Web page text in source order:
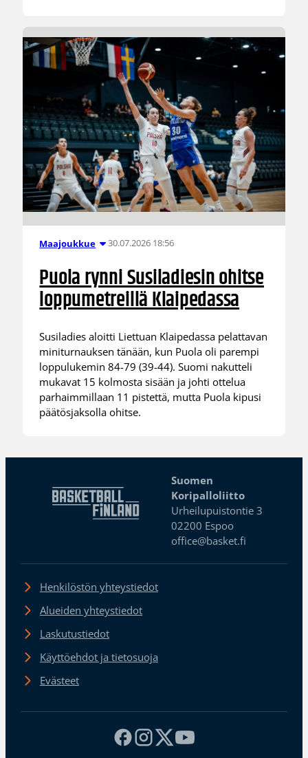
Maajoukkue 30.07.2026 18:56
Puola rynni Susiladiesin ohitse
loppumetreillä Klaipedassa
Susiladies aloitti Liettuan Klaipedassa pelattavan
miniturnauksen tänään, kun Puola oli parempi
loppulukemin 84-79 (39-44). Suomi nakutteli
mukavat 15 kolmosta sisään ja johti ottelua
parhaimmillaan 11 pistettä, mutta Puola kipusi
päätösjaksolla ohitse.
Suomen
Koripalloliitto
Urheilupuistontie 3
02200 Espoo
office@basket.fi
Henkilöstön yhteystiedot
Alueiden yhteystiedot
Laskutustiedot
Käyttöehdot ja tietosuoja
Evästeet